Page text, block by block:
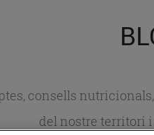
consells
del nostre territori